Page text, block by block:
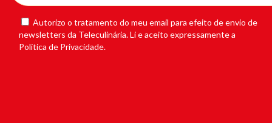
Autorizo o tratamento do meu email para efeito de envio de
newsletters da Teleculinária. Li e aceito expressamente a
Política de Privacidade.